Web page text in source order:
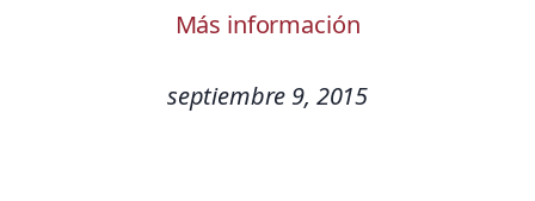
Más información
septiembre 9, 2015